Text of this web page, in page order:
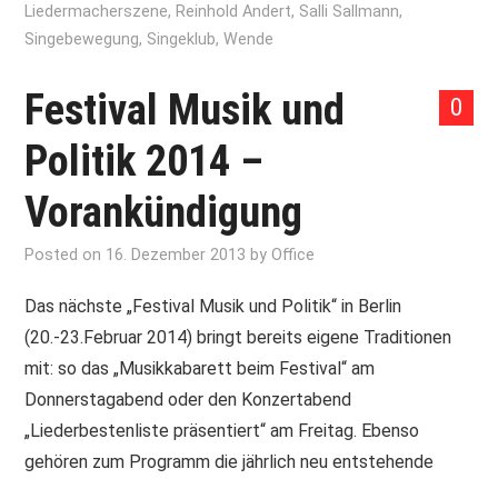
Liedermacherszene, Reinhold Andert, Salli Sallmann,
Singebewegung, Singeklub,Wende
0
Festival Musik und
Politik 2014 –
Vorankündigung
Posted on 16. Dezember 2013 byOffice
Das nächste „Festival Musik und Politik“ in Berlin
(20.-23.Februar 2014) bringt bereits eigene Traditionen
mit: so das „Musikkabarett beim Festival“ am
Donnerstagabend oder den Konzertabend
„Liederbestenliste präsentiert“ am Freitag. Ebenso
gehören zum Programm die jährlich neu entstehende